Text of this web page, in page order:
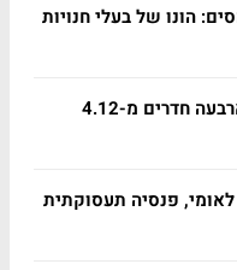
הונו של בעלי חנויות
תל בנימין: באותו בניין ירדו ארבעה חדרים מ-4.12
פנסיה תעסוקתית